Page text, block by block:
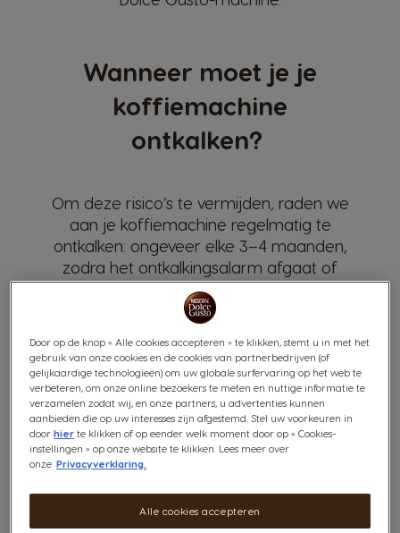
Wanneer moet je je
koffiemachine
ontkalken?
Om deze risico’s te vermijden, raden we
aan je koffiemachine regelmatig te
ontkalken: ongeveer elke 3–4 maanden,
zodra het ontkalkingsalarm afgaat of
wanneer je merkt dat de waterdruk
afneemt.
Door op de knop « Alle cookies accepteren » te klikken, stemt u in met het
gebruik van onze cookies en de cookies van partnerbedrijven (of
gelijkaardige technologieën) om uw globale surfervaring op het web te
verbeteren, om onze online bezoekers te meten en nuttige informatie te
verzamelen zodat wij, en onze partners, u advertenties kunnen
aanbieden die op uw interesses zijn afgestemd. Stel uw voorkeuren in
doorhier te klikken of op eender welk moment door op « Cookies-
instellingen » op onze website te klikken. Lees meer over
onze Privacyverklaring.
Alle cookies accepteren